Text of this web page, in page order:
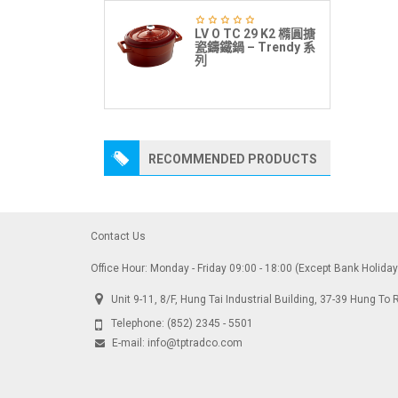
LV O TC 29 K2 橢圓搪
瓷鑄鐵鍋 – Trendy 系
列
RECOMMENDED PRODUCTS
Contact Us
Office Hour: Monday - Friday 09:00 - 18:00 (Except Bank
Unit 9-11, 8/F, Hung Tai Industrial Building, 37-39 Hung To
Telephone: (852) 2345 - 5501
E-mail: info@tptradco.com